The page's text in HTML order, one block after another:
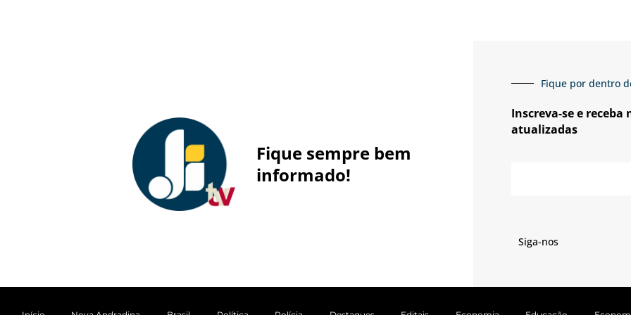
Fique sempre bem
informado!
Fique por dentro
Inscreva-se e
atualizadas
Siga-nos